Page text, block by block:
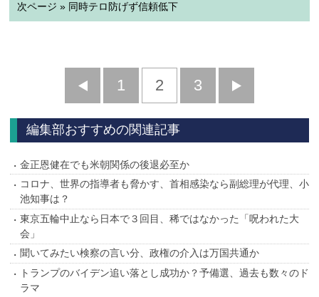
次ページ » 同時テロ防げず信頼低下
前
へ
1 2 3
へ
編集部おすすめの関連記事
金正恩健在でも米朝関係の後退必至か
コロナ、世界の指導者も脅かす、首相感染なら副総理が代理、小
池知事は？
東京五輪中止なら日本で３回目、稀ではなかった「呪われた大
会」
聞いてみたい検察の言い分、政権の介入は万国共通か
トランプのバイデン追い落とし成功か？予備選、過去も数々のド
ラマ